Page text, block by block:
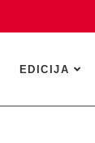
EDICIJA